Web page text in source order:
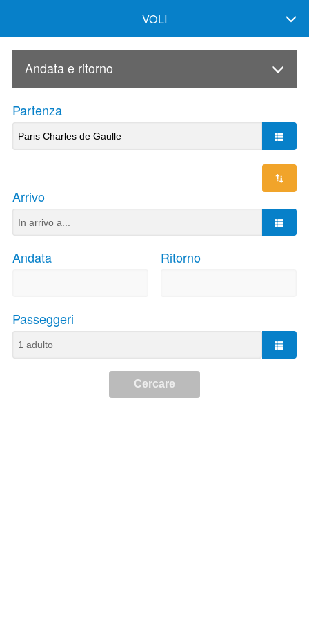
VOLI
Andata e ritorno
Partenza
Arrivo
Andata Ritorno
Passeggeri
Cercare